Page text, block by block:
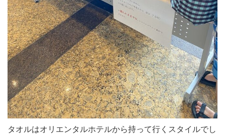
タオルはオリエンタルホテルから持って行くスタイルでし